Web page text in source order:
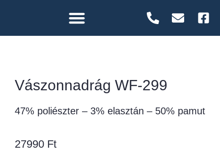
Vászonnadrág WF-299
47% poliészter – 3% elasztán – 50% pamut
27990 Ft